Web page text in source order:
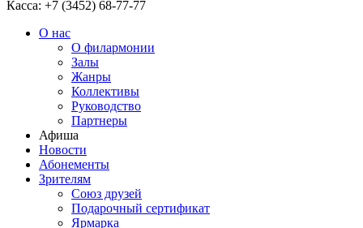
Касса: +7 (3452) 68-77-77
О нас
О филармонии
Залы
Жанры
Коллективы
Руководство
Партнеры
Афиша
Новости
Абонементы
Зрителям
Союз друзей
Подарочный сертификат
Ярмарка